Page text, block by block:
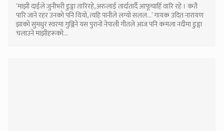
‘माझी दाईले जुनीभरी डुङ्गा तारिरहे, अरुलाई तार्दातार्दै आफूचाहिँ वारि रहे । कतै
पारि जाने रहर उनको पनि थियो, त्यहि पानीले लग्यो सलल…’ गायक उदित नारायण
झाको सुमधुर स्वरमा गुञ्जिने यस पुरानो नेपाली गीतले आज पनि कमला नदीमा डुङ्गा
चलाउने माझीहरूको...